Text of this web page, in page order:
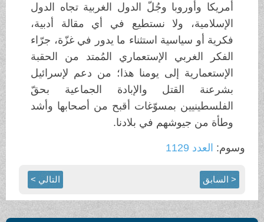
أمريكا وأوروبا وجُلّ الدول الغربية تجاه الدول
الإسلامية، ولا نستطيع في أي مقالة أدبية،
فكرية أو سياسية استثناء ما يدور في غزّة، جرّاء
الفكر الغربي الإستعماري المُمتد من الحقبة
الإستعمارية إلى يومنا هذا؛ من دعم لإسرائيل
بشرعنة القتل والإبادة الجماعية بحقّ
الفلسطينيين بمسوّغات أقبح من أصحابها وأشد
وطأة من جيوشهم في بلادنا.
وسوم:العدد 1129
< السابق التالي >